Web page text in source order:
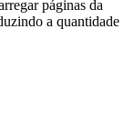
páginas da
a quantidade